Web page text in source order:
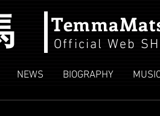
Official Web
NEWS BIOGRAPHY